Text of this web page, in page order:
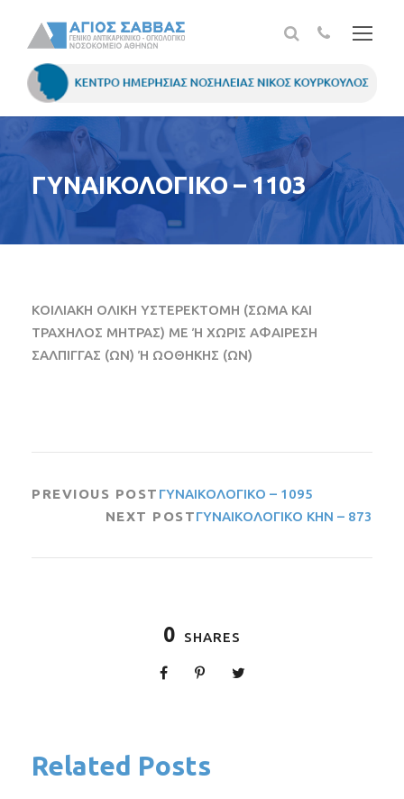
ΓΥΝΑΙΚΟΛΟΓΙΚΟ – 1103
ΚΟΙΛΙΑΚΗ ΟΛΙΚΗ ΥΣΤΕΡΕΚΤΟΜΗ (ΣΩΜΑ ΚΑΙ
ΤΡΑΧΗΛΟΣ ΜΗΤΡΑΣ) ΜΕ Ή ΧΩΡΙΣ ΑΦΑΙΡΕΣΗ
ΣΑΛΠΙΓΓΑΣ (ΩΝ) Ή ΩΟΘΗΚΗΣ (ΩΝ)
PREVIOUS POST ΓΥΝΑΙΚΟΛΟΓΙΚΟ – 1095
NEXT POSTΓΥΝΑΙΚΟΛΟΓΙΚΟ ΚΗΝ – 873
0 SHARES
Related Posts